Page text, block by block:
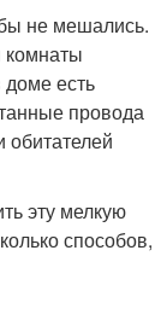
не мешались.
есть
провода
обитателей
эту мелкую
способов,